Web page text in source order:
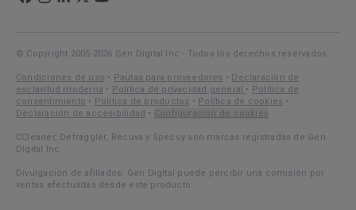
© Copyright 2005-2026 Gen Digital Inc - Todos los derechos reservados.
Condiciones de uso • Pautas para proveedores • Declaración de
esclavitud moderna • Política de privacidad general • Política de
consentimiento • Política de productos • Política de cookies •
Declaración de accesibilidad • Configuración de cookies
CCleaner, Defraggler, Recuva y Speccy son marcas registradas de Gen
Digital Inc.
Divulgación de afiliados: Gen Digital puede percibir una comisión por
ventas efectuadas desde este producto.